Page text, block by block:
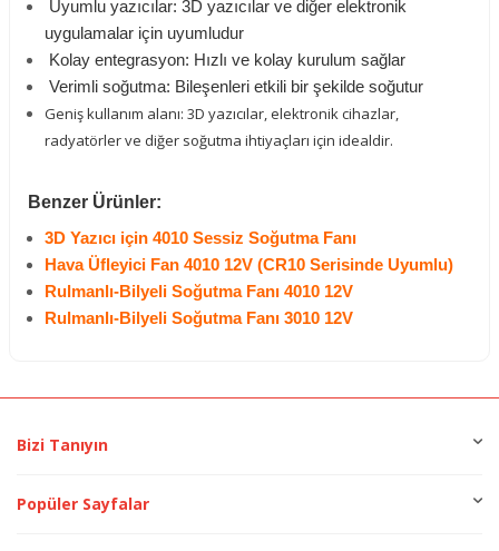
Uyumlu yazıcılar: 3D yazıcılar ve diğer elektronik
uygulamalar için uyumludur
Kolay entegrasyon: Hızlı ve kolay kurulum sağlar
Verimli soğutma: Bileşenleri etkili bir şekilde soğutur
Geniş kullanım alanı: 3D yazıcılar, elektronik cihazlar,
radyatörler ve diğer soğutma ihtiyaçları için idealdir.
Benzer Ürünler:
3D Yazıcı için 4010 Sessiz Soğutma Fanı
Hava Üfleyici Fan 4010 12V (CR10 Serisinde Uyumlu)
Rulmanlı-Bilyeli Soğutma Fanı 4010 12V
Rulmanlı-Bilyeli Soğutma Fanı 3010 12V
Bizi Tanıyın
Popüler Sayfalar